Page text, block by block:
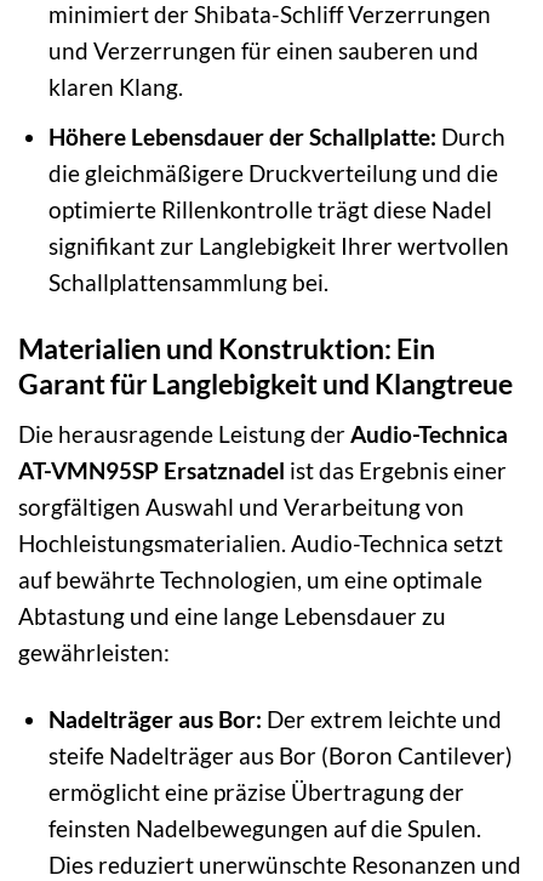
minimiert der Shibata-Schliff Verzerrungen
und Verzerrungen für einen sauberen und
klaren Klang.
Höhere Lebensdauer der Schallplatte: Durch
die gleichmäßigere Druckverteilung und die
optimierte Rillenkontrolle trägt diese Nadel
signifikant zur Langlebigkeit Ihrer wertvollen
Schallplattensammlung bei.
Materialien und Konstruktion: Ein
Garant für Langlebigkeit und Klangtreue
Die herausragende Leistung derAudio-Technica
AT-VMN95SP Ersatznadel ist das Ergebnis einer
sorgfältigen Auswahl und Verarbeitung von
Hochleistungsmaterialien. Audio-Technica setzt
auf bewährte Technologien, um eine optimale
Abtastung und eine lange Lebensdauer zu
gewährleisten:
Nadelträger aus Bor: Der extrem leichte und
steife Nadelträger aus Bor (Boron Cantilever)
ermöglicht eine präzise Übertragung der
feinsten Nadelbewegungen auf die Spulen.
Dies reduziert unerwünschte Resonanzen und